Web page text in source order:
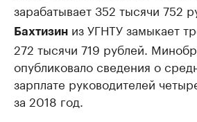
зарабатывает 352 тысячи 752
Бахтизин из УГНТУ замыкает
272 тысячи 719 рублей.
опубликовало сведения о
зарплате руководителей
за 2018 год.